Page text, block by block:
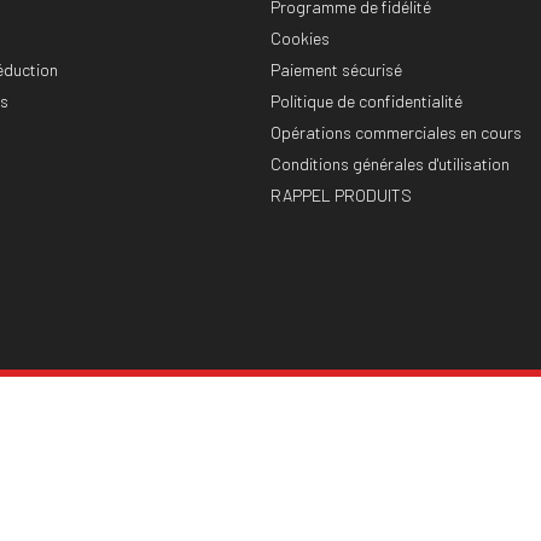
Programme de fidélité
Cookies
Paiement sécurisé
Politique de confidentialité
Opérations commerciales en cours
Conditions générales d'utilisation
RAPPEL PRODUITS